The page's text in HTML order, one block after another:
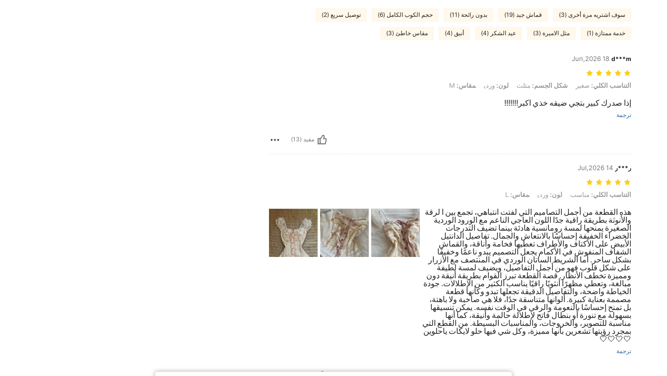
سوف اشتريه مرة أخرى (3) قماش جيد (19) بدون رائحة (11) حجم الكوب الكامل (6) توصيل سريع (2)
خدمة ممتازة (1) مثل الاميرة (3) عيد الشكر (4) أنيق (4) مقاس خاطئ (3)
d***m
18 Jun,2026
التناسب الكلي: صغير, شكل الجسم: مثلث, لون: وردي, مقاس: M
التناسب الكلي: صغير شكل الجسم: مثلث لون: وردي مقاس:
إذا صدرك كبير بتجي ضيقه خذي اكبر!!!!!!!
ترجمة
مفيد (13)
ر***ر 14 Jul,2026
التناسب الكلي: مناسب, لون: وردي, مقاس: L
التناسب الكلي: مناسب لون: وردي مقاس:
هذه القطعة من أجمل التصاميم التي لفتت انتباهي، تجمع بين ا لرقة
والأنوثة بطريقة راقية جدًا اللون العاجي الناعم مع الورود الوردية
الصغيرة يمنحها لمسة رومانسية هادئة بينما تضيف التدرجات
الخضراء الخفيفة إحساسًا بالانتعاش والجمال. تفاصيل الدانتيل
الأبيض على الأكتاف والأطراف تعطيها فخامة وأناقة، والقماش
الشفاف المنفوش في الأكمام يجعل التصميم يبدو ناعمًا وخفيفًا
بشكل ساحر. أما الشريط الساتان الوردي في المنتصف مع الأزرار
على شكل قلوب فهو من أجمل التفاصيل، ويضيف لمسة لطيفة
ومميزة تخطف الأنظار. قصة القطعة تبرز القوام بطريقة أنيقة دون
مبالغة، وتعطي مظهرًا أنثويًا راقيًا يناسب الكثير من الإطلالات. جودة
الخياطة واضحة، والتفاصيل الدقيقة تجعلها تبدو وكأنها قطعة
مصممة بعناية كبيرة. ألوانها متناسقة جدًا، فلا هي صاخبة ولا باهتة،
بل تمنح إحساسًا بالنعومة والرقي في الوقت نفسه. يمكن تنسيقها
بسهولة مع تنورة أو بنطال فاتح لإطلالة حالمة وأنيقة، كما أنها
مناسبة للتصوير، والخروجات، والمناسبات البسيطة. من القطع التي
بمجرد رؤيتها تشعرين بأنها مميزة، وكل شي فيها حلو لايكات ياحلوين
🤍🤍🤍🤍
ترجمة